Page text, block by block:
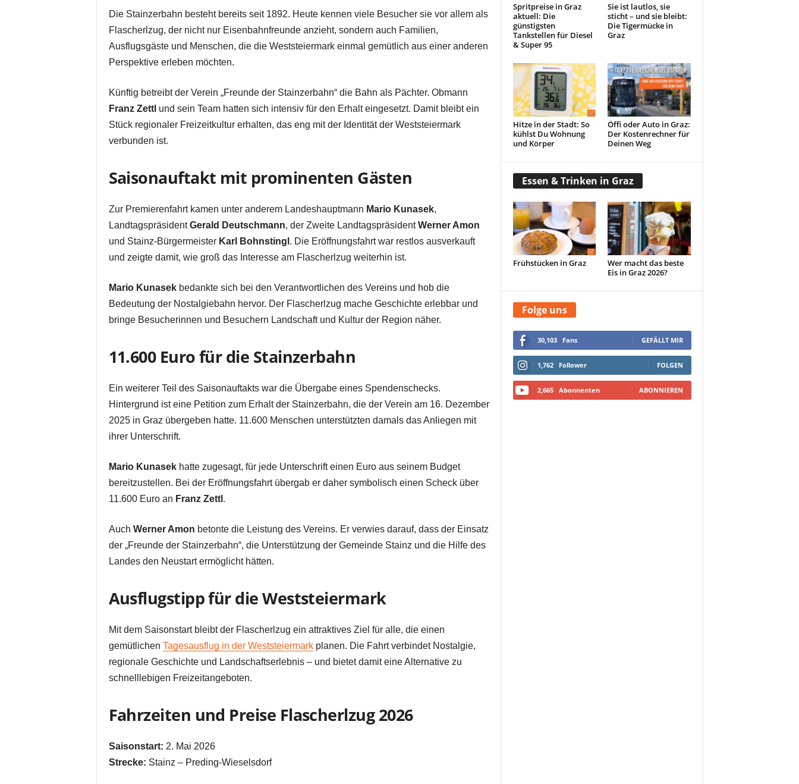
Die Stainzerbahn besteht bereits seit 1892. Heute kennen viele Besucher sie vor allem als
Flascherlzug, der nicht nur Eisenbahnfreunde anzieht, sondern auch Familien,
Ausflugsgäste und Menschen, die die Weststeiermark einmal gemütlich aus einer anderen
Perspektive erleben möchten.
Künftig betreibt der Verein „Freunde der Stainzerbahn“ die Bahn als Pächter. Obmann
Franz Zettl und sein Team hatten sich intensiv für den Erhalt eingesetzt. Damit bleibt ein
Stück regionaler Freizeitkultur erhalten, das eng mit der Identität der Weststeiermark
verbunden ist.
Saisonauftakt mit prominenten Gästen
Zur Premierenfahrt kamen unter anderem Landeshauptmann Mario Kunasek,
LandtagspräsidentGerald Deutschmann, der Zweite LandtagspräsidentWerner Amon
und Stainz-Bürgermeister Karl Bohnstingl . Die Eröffnungsfahrt war restlos ausverkauft
und zeigte damit, wie groß das Interesse am Flascherlzug weiterhin ist.
Mario Kunasekbedankte sich bei den Verantwortlichen des Vereins und hob die
Bedeutung der Nostalgiebahn hervor. Der Flascherlzug mache Geschichte erlebbar und
bringe Besucherinnen und Besuchern Landschaft und Kultur der Region näher.
11.600 Euro für die Stainzerbahn
Ein weiterer Teil des Saisonauftakts war die Übergabe eines Spendenschecks.
Hintergrund ist eine Petition zum Erhalt der Stainzerbahn, die der Verein am 16. Dezember
2025 in Graz übergeben hatte. 11.600 Menschen unterstützten damals das Anliegen mit
ihrer Unterschrift.
Mario Kunasekhatte zugesagt, für jede Unterschrift einen Euro aus seinem Budget
bereitzustellen. Bei der Eröffnungsfahrt übergab er daher symbolisch einen Scheck über
11.600 Euro an Franz Zettl .
Auch Werner Amon betonte die Leistung des Vereins. Er verwies darauf, dass der Einsatz
der „Freunde der Stainzerbahn“, die Unterstützung der Gemeinde Stainz und die Hilfe des
Landes den Neustart ermöglicht hätten.
Ausflugstipp für die Weststeiermark
Mit dem Saisonstart bleibt der Flascherlzug ein attraktives Ziel für alle, die einen
gemütlichen Tagesausflug in der Weststeiermarkplanen. Die Fahrt verbindet Nostalgie,
regionale Geschichte und Landschaftserlebnis – und bietet damit eine Alternative zu
schnelllebigen Freizeitangeboten.
Fahrzeiten und Preise Flascherlzug 2026
Saisonstart: 2. Mai 2026
Strecke: Stainz – Preding-Wieselsdorf
Spritpreise in Graz
aktuell: Die
günstigsten
Tankstellen für Diesel
& Super 95
Sie ist lautlos, sie
sticht – und sie bleibt:
Die Tigermücke in
Graz
Hitze in der Stadt: So
kühlst Du Wohnung
und Körper
Öffi oder Auto in Graz:
Der Kostenrechner für
Deinen Weg
Essen & Trinken in Graz
Frühstücken in Graz
Wer macht das beste
Eis in Graz 2026?
Folge uns
30,103 Fans GEFÄLLT MIR
1,762 Follower FOLGEN
2,665 Abonnenten ABONNIEREN